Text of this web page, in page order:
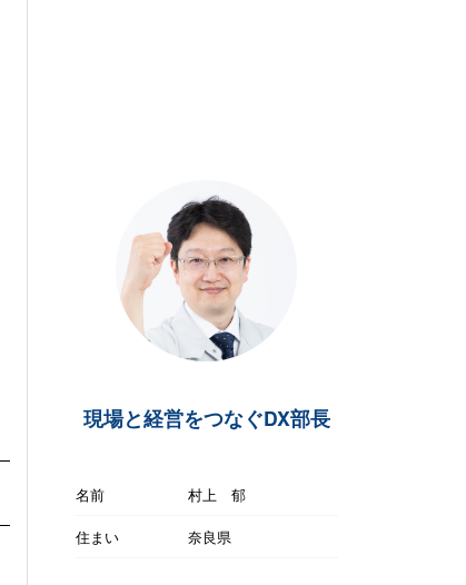
現場と経営をつなぐDX部長
名前
村上 郁
住まい
奈良県